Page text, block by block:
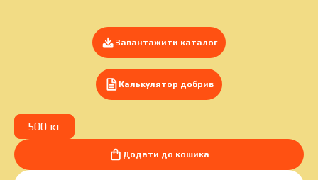
Завантажити каталог
Калькулятор добрив
500 кг
Додати до кошика